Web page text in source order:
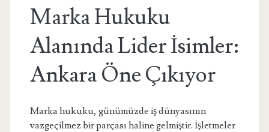
Marka Hukuku
Alanında Lider İsimler:
Ankara Öne Çıkıyor
Marka hukuku, günümüzde iş dünyasının
vazgeçilmez bir parçası haline gelmiştir. İşletmeler